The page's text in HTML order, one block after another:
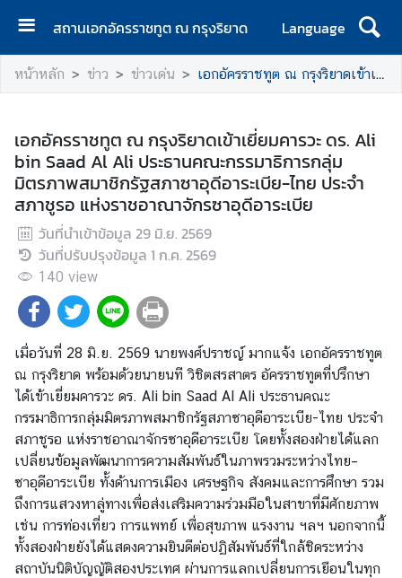
สถานเอกอัครราชทูต ณ กรุงริยาด
Language
ห
น้
ร
ก
ข่
า
ว
ท่
อ
ง
เ
ที่
ย
ว
ธุ
ร
กิ
จ
หน้าหลัก ข่าว ข่าวเด่น เอกอัครราชทูต ณ กรุงริยาดเข้าเยี่ยมคารวะ ดร. Ali bin Saad Al Ali ประธานคณะกรรมาธิการกลุ่มมิตรภาพสมาชิกรัฐสภาซาอุดีอาระเบีย-ไทย ประจำสภาชูรอ แห่งราชอาณาจักรซาอุดีอาระเบีย
เอกอัครราชทูต ณ กรุงริยาดเข้าเยี่ยมคารวะ ดร. Ali
bin Saad Al Ali ประธานคณะกรรมาธิการกลุ่ม
มิตรภาพสมาชิกรัฐสภาซาอุดีอาระเบีย-ไทย ประจำ
สภาชูรอ แห่งราชอาณาจักรซาอุดีอาระเบีย
วันที่นำเข้าข้อมูล 29 มิ.ย. 2569
วันที่ปรับปรุงข้อมูล 1 ก.ค. 2569
140 view
เมื่อวันที่ 28 มิ.ย. 2569 นายพงศ์ปราชญ์ มากแจ้ง เอกอัครราชทูต
ณ กรุงริยาด พร้อมด้วยนายนที วิชิตสรสาตร อัครราชทูตที่ปรึกษา
ได้เข้าเยี่ยมคารวะ ดร. Ali bin Saad Al Ali ประธานคณะ
กรรมาธิการกลุ่มมิตรภาพสมาชิกรัฐสภาซาอุดีอาระเบีย-ไทย ประจำ
สภาชูรอ แห่งราชอาณาจักรซาอุดีอาระเบีย โดยทั้งสองฝ่ายได้แลก
เปลี่ยนข้อมูลพัฒนาการความสัมพันธ์ในภาพรวมระหว่างไทย–
ซาอุดีอาระเบีย ทั้งด้านการเมือง เศรษฐกิจ สังคมและการศึกษา รวม
ถึงการแสวงหาลู่ทางเพื่อส่งเสริมความร่วมมือในสาขาที่มีศักยภาพ
เช่น การท่องเที่ยว การแพทย์ เพื่อสุขภาพ แรงงาน ฯลฯ นอกจากนี้
ทั้งสองฝ่ายยังได้แสดงความยินดีต่อปฏิสัมพันธ์ที่ใกล้ชิดระหว่าง
สถาบันนิติบัญญัติสองประเทศ ผ่านการแลกเปลี่ยนการเยือนในทุก